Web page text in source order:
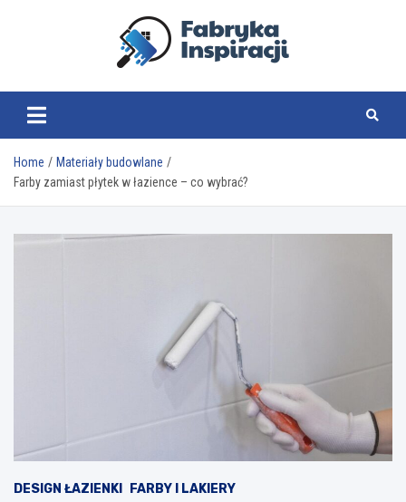
fabrykainspiracji.pl
Home
Materiały budowlane
Farby zamiast płytek w łazience – co wybrać?
DESIGN ŁAZIENKI
FARBY I LAKIERY